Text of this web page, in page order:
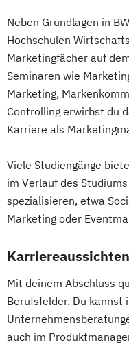
Neben Grundlagen in
Hochschulen
Marketingfächer auf
Seminaren wie
Marketing,
Controlling erwirbst du
Karriere als
Viele Studiengänge
im Verlauf des
spezialisieren, etwa
Marketing oder
Mit deinem Abschluss
Berufsfelder. Du kannst
auch im